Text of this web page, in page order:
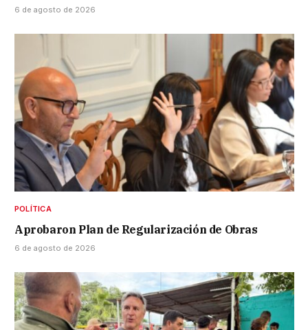
6 de agosto de 2026
POLÍTICA
Aprobaron Plan de Regularización de Obras
6 de agosto de 2026